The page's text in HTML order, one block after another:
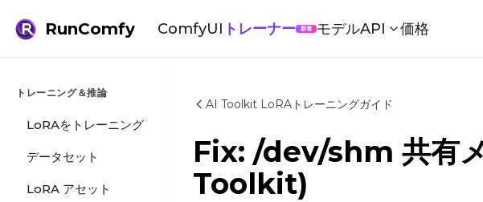
RunComfy ComfyUI トレーナー 新着 モデルAPI 価格
トレーニング＆推論
LoRAをトレーニング
データセット
LoRA アセット
AI Toolkit LoRAトレーニングガイド
Fix: /dev/shm 共有
Toolkit)